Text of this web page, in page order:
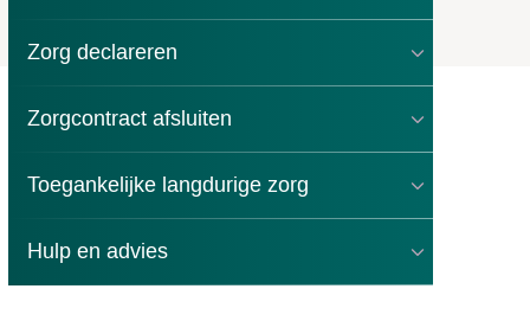
Zorg declareren
Zorgcontract afsluiten
Toegankelijke langdurige zorg
Hulp en advies